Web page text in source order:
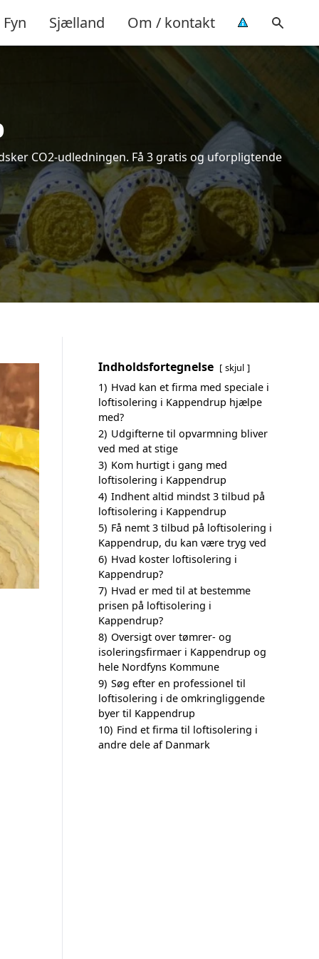
Fyn Sjælland Om / kontakt
CO2-udledningen. Få 3 gratis og uforpligtende
Indholdsfortegnelse skjul
1) Hvad kan et firma med speciale i
loftisolering i Kappendrup hjælpe
med?
2) Udgifterne til opvarmning bliver
ved med at stige
3) Kom hurtigt i gang med
loftisolering i Kappendrup
4) Indhent altid mindst 3 tilbud på
loftisolering i Kappendrup
5) Få nemt 3 tilbud på loftisolering i
Kappendrup, du kan være tryg ved
6) Hvad koster loftisolering i
Kappendrup?
7) Hvad er med til at bestemme
prisen på loftisolering i
Kappendrup?
8) Oversigt over tømrer- og
isoleringsfirmaer i Kappendrup og
hele Nordfyns Kommune
9) Søg efter en professionel til
loftisolering i de omkringliggende
byer til Kappendrup
10) Find et firma til loftisolering i
andre dele af Danmark